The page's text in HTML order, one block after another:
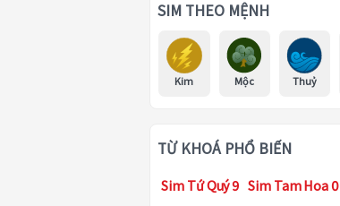
SIM THEO MỆNH
Kim Mộc Thuỷ
TỪ KHOÁ PHỔ BIẾN
Sim Tứ Quý 9 Sim Tam Hoa 0